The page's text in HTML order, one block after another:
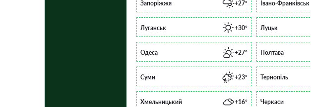
Запоріжжя +27° Івано-Франківськ
Луганськ +30° Луцьк
Одеса +27° Полтава
Суми +23° Тернопіль
Хмельницький +16° Черкаси